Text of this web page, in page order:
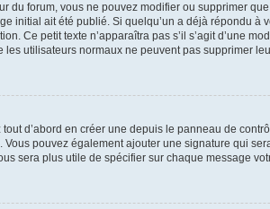
du forum, vous ne pouvez modifier ou supprimer
initial ait été publié. Si quelqu’un a déjà répondu
Ce petit texte n’apparaîtra pas s’il s’agit d’une
utilisateurs normaux ne peuvent pas supprimer
d’abord en créer une depuis le panneau de
pouvez également ajouter une signature qui
sera plus utile de spécifier sur chaque message